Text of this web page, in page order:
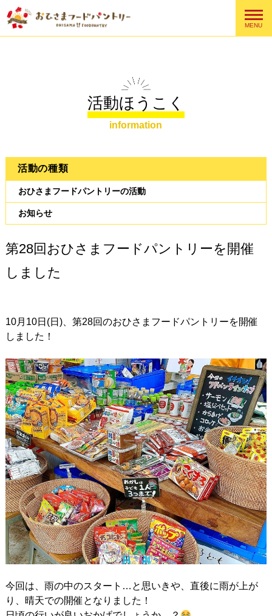
MENU
活動ほうこく
information
活動の種類
おひさまフードパントリーの活動
お知らせ
第28回おひさまフードパントリーを開催
しました
10月10日(日)、第28回のおひさまフードパントリーを開催
しました！
今回は、雨の中のスタート…と思いきや、直後に雨が上が
り、晴天での開催となりました！